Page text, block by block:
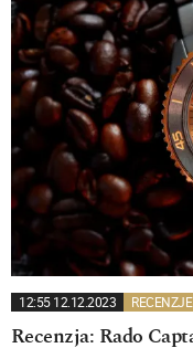
12:55 12.12.2023
Recenzja: Rado